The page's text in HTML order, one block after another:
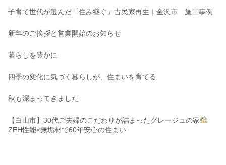
子育て世代が選んだ「住み継ぐ」古民家再生｜金沢市 施工事例
新年のご挨拶と営業開始のお知らせ
暮らしを豊かに
四季の変化に気づく暮らしが、住まいを育てる
秋も深まってきました
【白山市】30代ご夫婦のこだわりが詰まったグレージュの家
ZEH性能×無垢材で60年安心の住まい